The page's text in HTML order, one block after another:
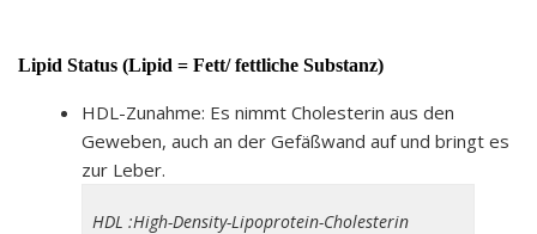
Lipid Status (Lipid = Fett/ fettliche Substanz)
HDL-Zunahme: Es nimmt Cholesterin aus den
Geweben, auch an der Gefäßwand auf und bringt es
zur Leber.
HDL :High-Density-Lipoprotein-Cholesterin